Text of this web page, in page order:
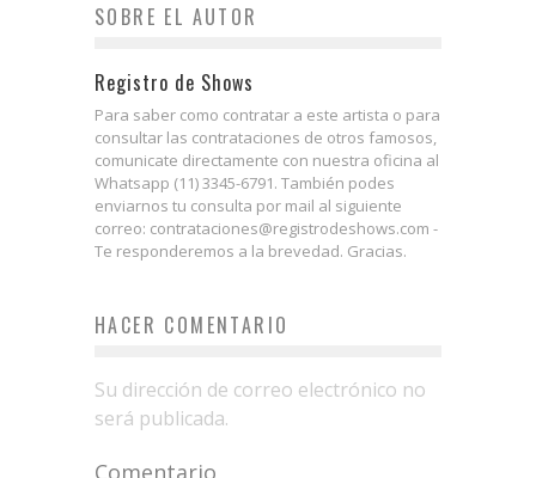
SOBRE EL AUTOR
Registro de Shows
Para saber como contratar a este artista o para
consultar las contrataciones de otros famosos,
comunicate directamente con nuestra oficina al
Whatsapp (11) 3345-6791. También podes
enviarnos tu consulta por mail al siguiente
correo: contrataciones@registrodeshows.com -
Te responderemos a la brevedad. Gracias.
HACER COMENTARIO
Su dirección de correo electrónico no
será publicada.
Comentario